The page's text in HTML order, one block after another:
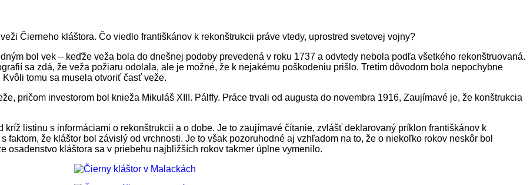
Čierneho kláštora. Čo viedlo františkánov k rekonštrukcii práve vtedy, uprostred svetovej vojny?
bol vek – keďže veža bola do dnešnej podoby prevedená v roku 1737 a odvtedy nebola podľa všetkého rekonštruovaná.
sa zdá, že veža požiaru odolala, ale je možné, že k nejakému poškodeniu prišlo. Tretím dôvodom bola nepochybne
tomu sa musela otvoriť časť veže.
pričom investorom bol knieža Mikuláš XIII. Pálffy. Práce trvali od augusta do novembra 1916, Zaujímavé je, že konštrukcia
listinu s informáciami o rekonštrukcii a o dobe. Je to zaujímavé čítanie, zvlášť deklarovaný príklon františkánov k
že kláštor bol závislý od vrchnosti. Je to však pozoruhodné aj vzhľadom na to, že o niekoľko rokov neskôr bol
osadenstvo kláštora sa v priebehu najbližších rokov takmer úplne vymenilo.